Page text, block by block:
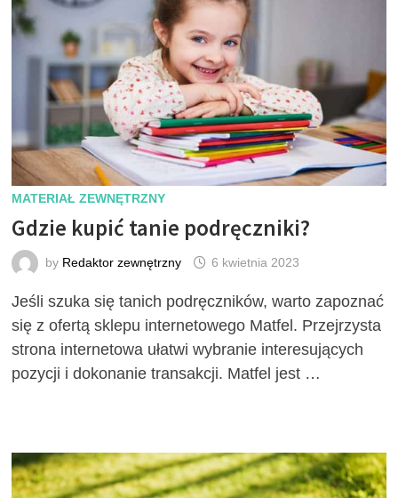
MATERIAŁ ZEWNĘTRZNY
Gdzie kupić tanie podręczniki?
by Redaktor zewnętrzny 6 kwietnia 2023
Jeśli szuka się tanich podręczników, warto zapoznać
się z ofertą sklepu internetowego Matfel. Przejrzysta
strona internetowa ułatwi wybranie interesujących
pozycji i dokonanie transakcji. Matfel jest …